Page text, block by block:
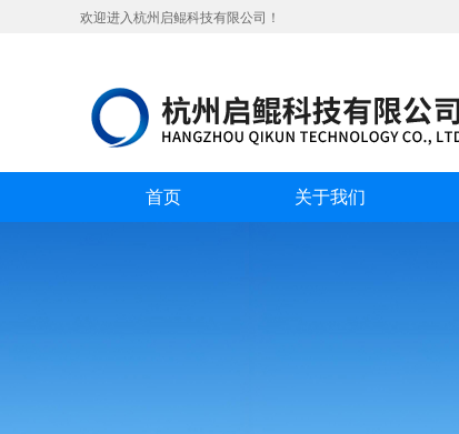
欢迎进入杭州启鲲科技有限公司！
首页 关于我们